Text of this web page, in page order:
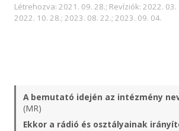
Létrehozva: 2021. 09. 28.; Revíziók: 2022. 03.
2022. 10. 28.; 2023. 08. 22.; 2023. 09. 04.
A bemutató idején az intézmény
(MR)
Ekkor a rádió és osztályainak